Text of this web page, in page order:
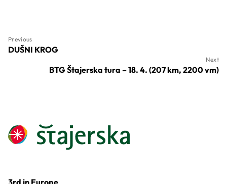
Previous
DUŠNI KROG
Next
BTG Štajerska tura – 18. 4. (207 km, 2200 vm)
3rd in Europe